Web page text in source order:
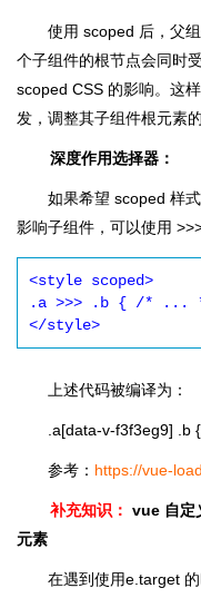
使用 scoped 后，父
个子组件的根节点会同时
scoped CSS 的影响。这
发，调整其子组件根元素的
深度作用选择器：
如果希望 scoped 样
影响子组件，可以使用
<style scoped>
.a >>> .b { /* ...
</style>
上述代码被编译为：
.a[data-v-f3f3eg9] .b
参考： https://vue-
补充知识： vue 自定
元素
在遇到使用e.target